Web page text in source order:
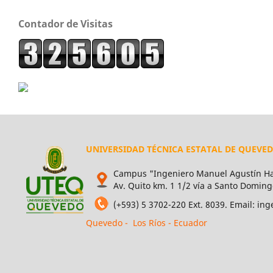
Contador de Visitas
UNIVERSIDAD TÉCNICA ESTATAL DE
Campus "Ingeniero Manuel Agustín
Av. Quito km. 1 1/2 vía a Santo
(+593) 5 3702-220 Ext. 8039. Email:
Quevedo - Los Ríos - Ecuador